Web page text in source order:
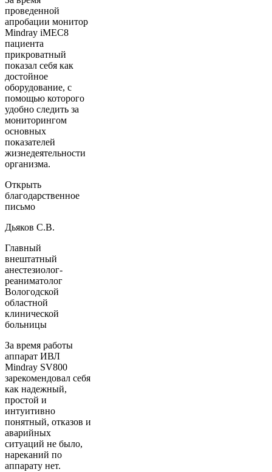
проведенной
апробации монитор
Mindray iMEC8
пациента
прикроватный
показал себя как
достойное
оборудование, с
помощью которого
удобно следить за
мониторингом
основных
показателей
жизнедеятельности
организма.
Открыть
благодарственное
письмо
Дьяков С.В.
Главный
внештатный
анестезиолог-
реаниматолог
Вологодской
областной
клинической
больницы
За время работы
аппарат ИВЛ
Mindray SV800
зарекомендовал себя
как надежный,
простой и
интуитивно
понятный, отказов и
аварийных
ситуаций не было,
нареканий по
аппарату нет.